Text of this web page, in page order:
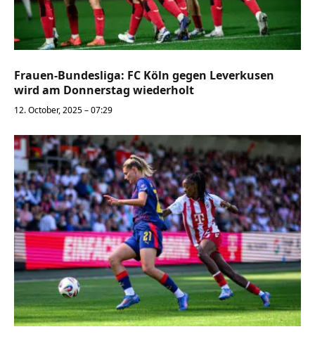
Frauen-Bundesliga: FC Köln gegen Leverkusen
wird am Donnerstag wiederholt
12. October, 2025 – 07:29